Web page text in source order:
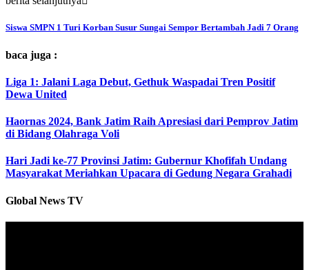
Siswa SMPN 1 Turi Korban Susur Sungai Sempor Bertambah Jadi 7 Orang
baca juga :
Liga 1: Jalani Laga Debut, Gethuk Waspadai Tren Positif
Dewa United
Haornas 2024, Bank Jatim Raih Apresiasi dari Pemprov Jatim
di Bidang Olahraga Voli
Hari Jadi ke-77 Provinsi Jatim: Gubernur Khofifah Undang
Masyarakat Meriahkan Upacara di Gedung Negara Grahadi
Global News TV